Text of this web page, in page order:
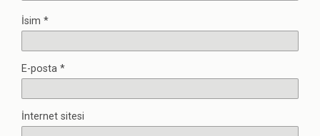
İsim *
E-posta *
İnternet sitesi